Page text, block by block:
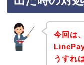
今回は
うすれ